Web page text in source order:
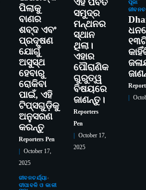
ପିଲାକୁ
ବାଣର
ଶବ୍ଦ ଏବଂ
ପ୍ରଦୂଷଣ
ଯୋଗୁଁ
ଅସୁସ୍ଥ
ହେବାରୁ
ରୋକିବା
ପାଇଁ, ଏହି
ଟିପ୍ସଗୁଡ଼ିକୁ
ଅନୁସରଣ
କରନ୍ତୁ
Reporters Pen
October 17,
2025
ଏହି ପର୍ବତ
ସମୁଦ୍ର
ମନ୍ଥନର
ସ୍ଥାନ
ଥିଲା।
ଏହାର
ପୌରାଣିକ
ଗୁରୁତ୍ୱ
ବିଷୟରେ
ଜାଣନ୍ତୁ।
Reporters
Pen
October 17,
2025
ପୂଜା
ଜୀବନଚର୍ଯ୍ୟା
ଦୀପାବଳି ଓ କାଳୀ